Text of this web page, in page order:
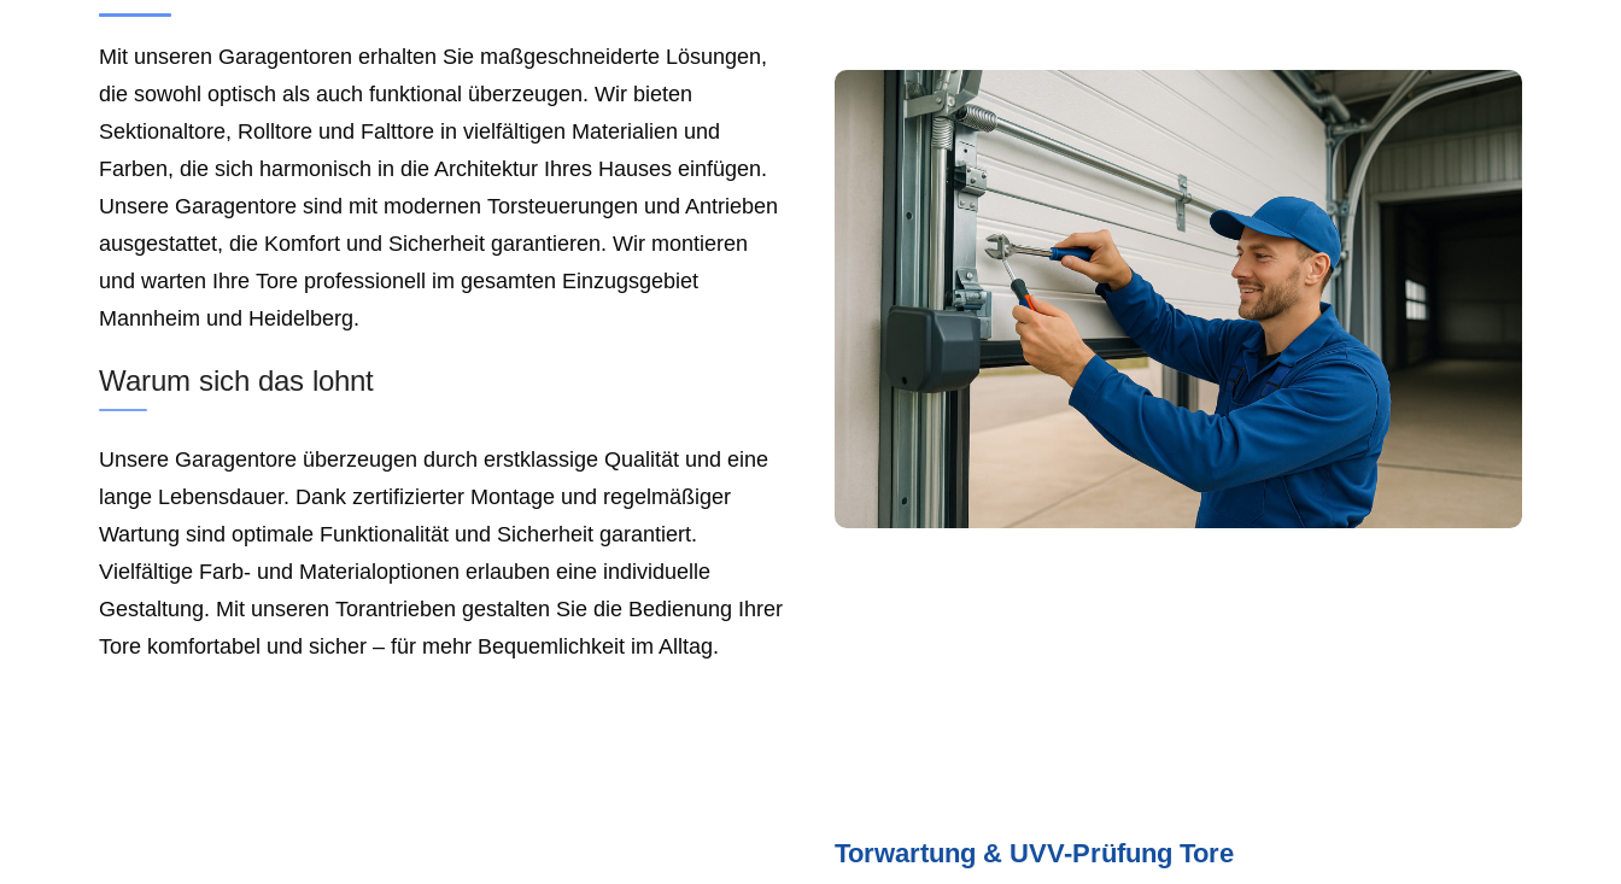
Mit unseren Garagentoren erhalten Sie maßgeschneiderte Lösungen,
die sowohl optisch als auch funktional überzeugen. Wir bieten
Sektionaltore, Rolltore und Falttore in vielfältigen Materialien und
Farben, die sich harmonisch in die Architektur Ihres Hauses einfügen.
Unsere Garagentore sind mit modernen Torsteuerungen und Antrieben
ausgestattet, die Komfort und Sicherheit garantieren. Wir montieren
und warten Ihre Tore professionell im gesamten Einzugsgebiet
Mannheim und Heidelberg.
Warum sich das lohnt
Unsere Garagentore überzeugen durch erstklassige Qualität und eine
lange Lebensdauer. Dank zertifizierter Montage und regelmäßiger
Wartung sind optimale Funktionalität und Sicherheit garantiert.
Vielfältige Farb- und Materialoptionen erlauben eine individuelle
Gestaltung. Mit unseren Torantrieben gestalten Sie die Bedienung Ihrer
Tore komfortabel und sicher – für mehr Bequemlichkeit im Alltag.
Torwartung & UVV-Prüfung Tore